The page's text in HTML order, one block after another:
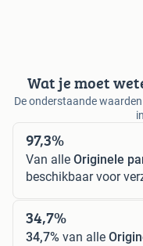
Wat je moet
De onderstaande
97,3%
Van alle Originele
beschikbaar voor
34,7%
34,7% van alle